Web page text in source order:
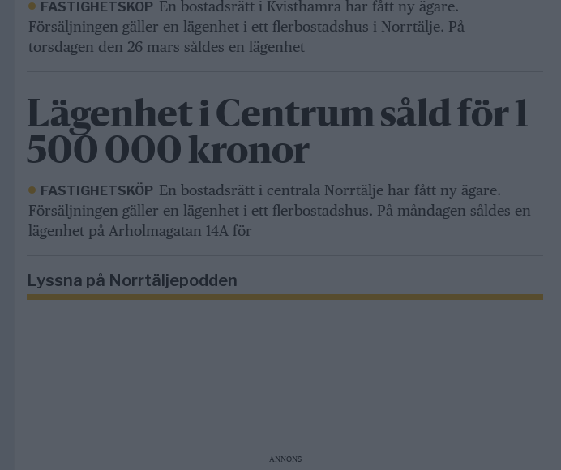
FASTIGHETSKÖP En bostadsrätt i Kvisthamra har fått ny ägare.
Försäljningen gäller en lägenhet i ett flerbostadshus i Norrtälje. På
torsdagen den 26 mars såldes en lägenhet
Lägenhet i Centrum såld för 1
500 000 kronor
FASTIGHETSKÖP En bostadsrätt i centrala Norrtälje har fått ny ägare.
Försäljningen gäller en lägenhet i ett flerbostadshus. På måndagen såldes en
lägenhet på Arholmagatan 14A för
Lyssna på Norrtäljepodden
ANNONS